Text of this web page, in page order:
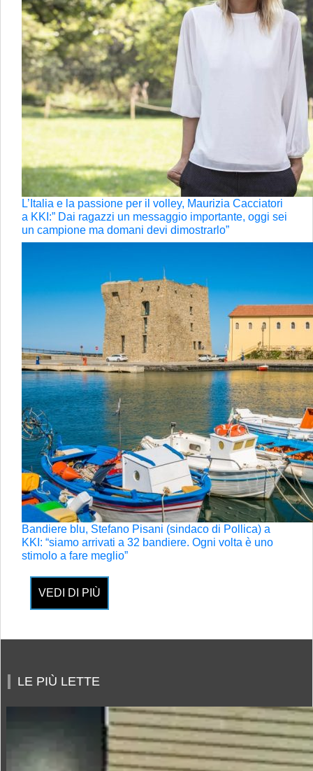
L’Italia e la passione per il volley, Maurizia Cacciatori
a KKI:” Dai ragazzi un messaggio importante, oggi sei
un campione ma domani devi dimostrarlo”
Bandiere blu, Stefano Pisani (sindaco di Pollica) a
KKI: “siamo arrivati a 32 bandiere. Ogni volta è uno
stimolo a fare meglio”
VEDI DI PIÙ
LE PIÙ LETTE